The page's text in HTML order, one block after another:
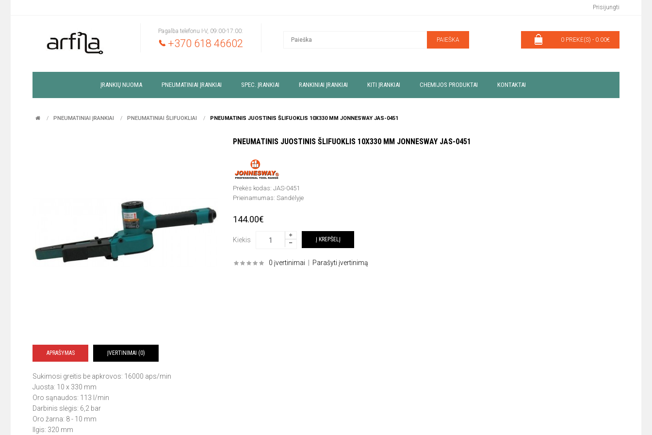
Prisijungti
Pagalba telefonu I-V, 09:00-17:00:
+370 618 46602 PAIEŠKA 0 PREKĖ(S) - 0.00€
ĮRANKIŲ NUOMA PNEUMATINIAI ĮRANKIAI SPEC. ĮRANKIAI RANKINIAI ĮRANKIAI KITI ĮRANKIAI CHEMIJOS PRODUKTAI KONTAKTAI
PNEUMATINIAI ĮRANKIAI PNEUMATINIAI ŠLIFUOKLIAI PNEUMATINIS JUOSTINIS ŠLIFUOKLIS 10X330 MM JONNESWAY JAS-0451
PNEUMATINIS JUOSTINIS ŠLIFUOKLIS 10X330 MM JONNESWAY JAS-0451
Prekės kodas: JAS-0451
Prieinamumas: Sandėlyje
144.00€
Kiekis
0 įvertinimai Parašyti įvertinimą
APRAŠYMAS ĮVERTINIMAI (0)
Sukimosi greitis be apkrovos: 16000 aps/min
Juosta: 10 x 330 mm
Oro sąnaudos: 113 l/min
Darbinis slėgis: 6,2 bar
Oro žarna: 8 - 10 mm
Ilgis: 320 mm